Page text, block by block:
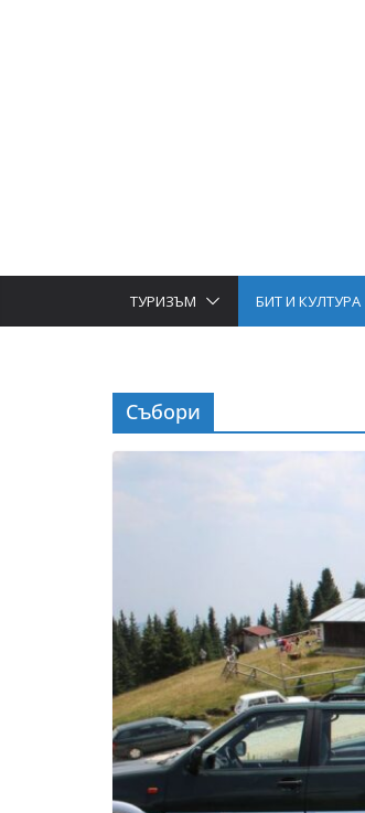
ТУРИЗЪМ БИТ И КУЛТУРА
Събори